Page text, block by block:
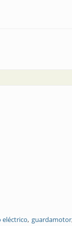
guardamotor